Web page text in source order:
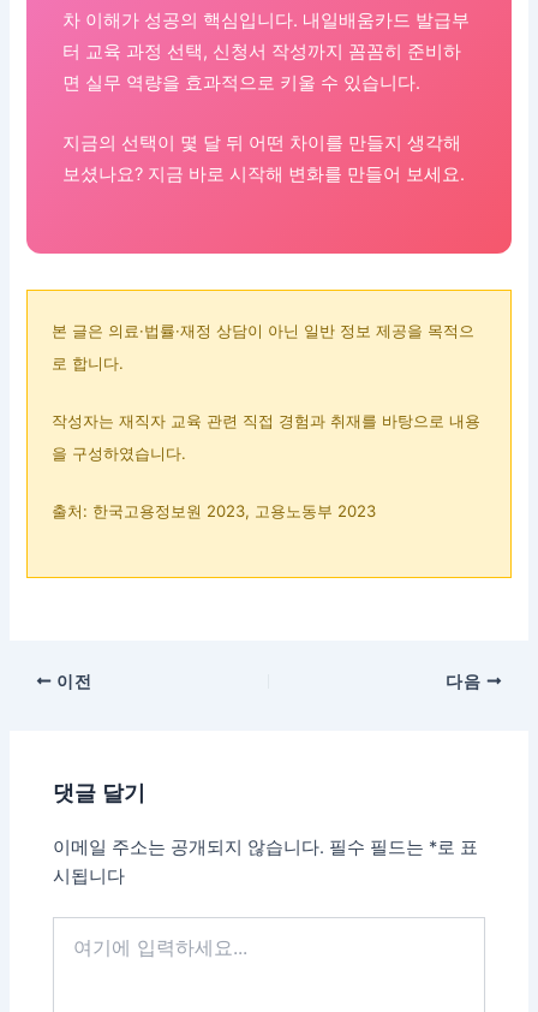
차 이해가 성공의 핵심입니다. 내일배움카드 발급부
터 교육 과정 선택, 신청서 작성까지 꼼꼼히 준비하
면 실무 역량을 효과적으로 키울 수 있습니다.
지금의 선택이 몇 달 뒤 어떤 차이를 만들지 생각해
보셨나요? 지금 바로 시작해 변화를 만들어 보세요.
본 글은 의료·법률·재정 상담이 아닌 일반 정보 제공을 목적으
로 합니다.
작성자는 재직자 교육 관련 직접 경험과 취재를 바탕으로 내용
을 구성하였습니다.
출처: 한국고용정보원 2023, 고용노동부 2023
이전 다음
댓글 달기
이메일 주소는 공개되지 않습니다. 필수 필드는 *로 표
시됩니다